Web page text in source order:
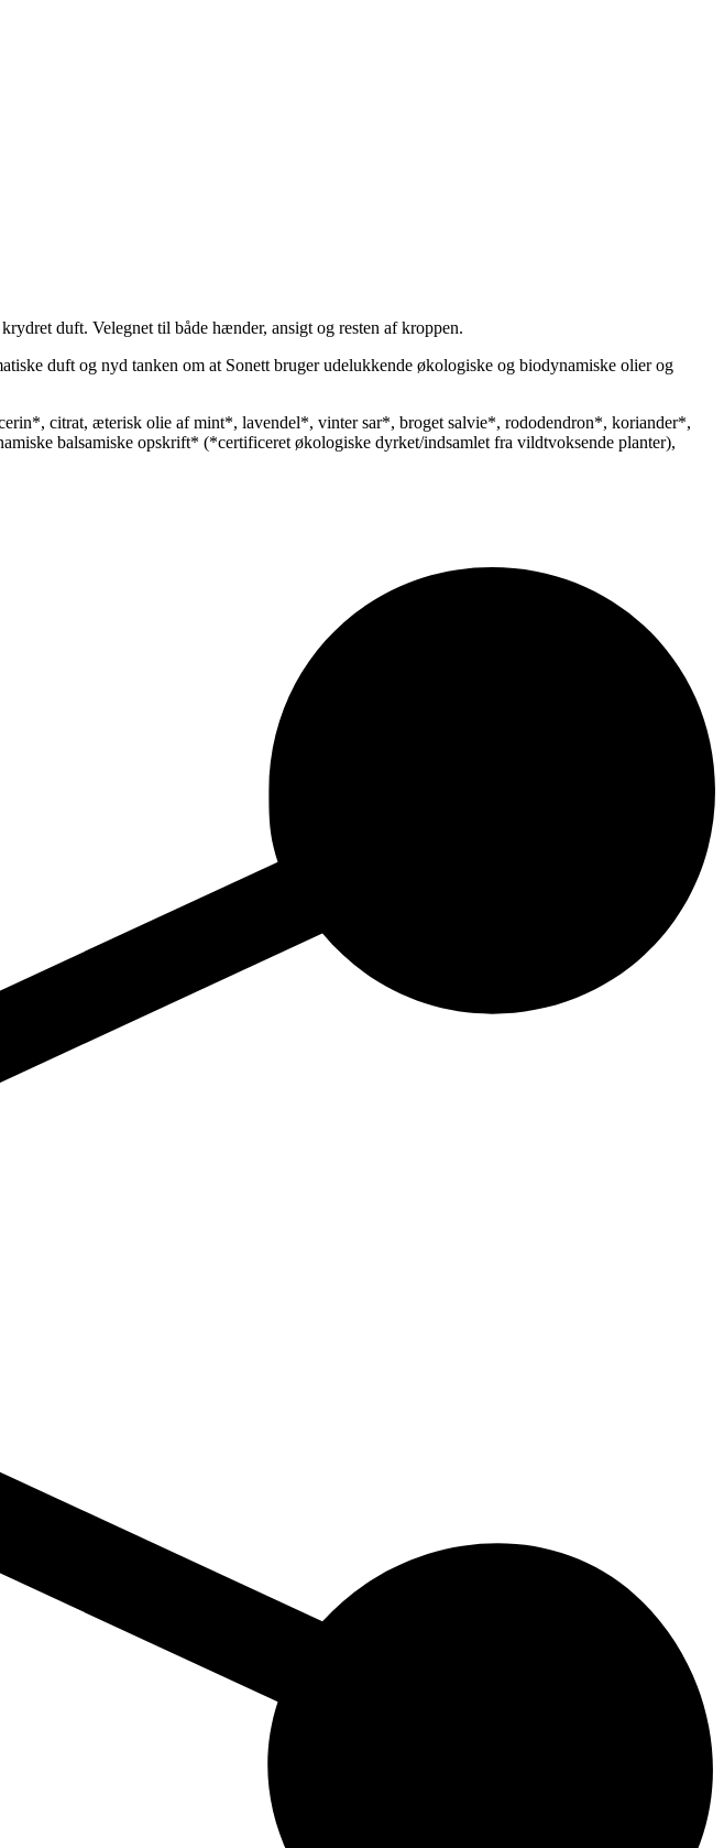
duft. Velegnet til både hænder, ansigt og resten af kroppen.
duft og nyd tanken om at Sonett bruger udelukkende økologiske og biodynamiske olier og
citrat, æterisk olie af mint*, lavendel*, vinter sar*, broget salvie*, rododendron*, koriander*,
balsamiske opskrift* (*certificeret økologiske dyrket/indsamlet fra vildtvoksende planter),